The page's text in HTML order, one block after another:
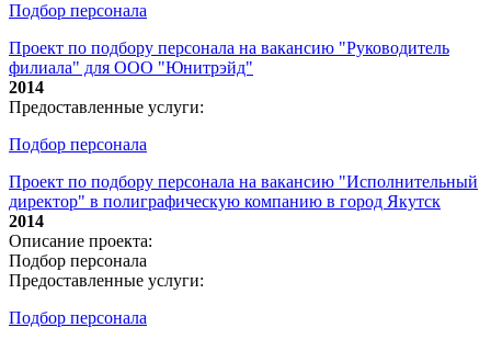
Подбор персонала
Проект по подбору персонала на вакансию "Руководитель
филиала" для ООО "Юнитрэйд"
2014
Предоставленные услуги:
Подбор персонала
Проект по подбору персонала на вакансию "Исполнительный
директор" в полиграфическую компанию в город Якутск
2014
Описание проекта:
Подбор персонала
Предоставленные услуги:
Подбор персонала